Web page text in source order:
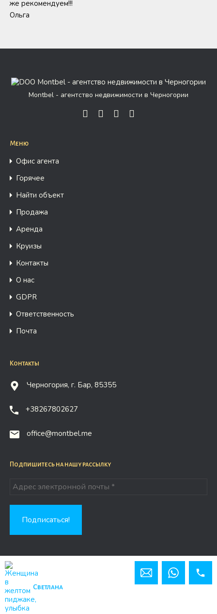
же рекомендуем!!!
Ольга
Montbel - агентство недвижимости в Черногории
Меню
Офис агента
Горячее
Найти объект
Продажа
Аренда
Круизы
Контакты
О нас
GDPR
Ответственность
Почта
Контакты
Черногория, г. Бар, 85355
+38267802627
office@montbel.me
Подпишитесь на нашу рассылку
Copyright © 2026 Montbel.me
Светлана